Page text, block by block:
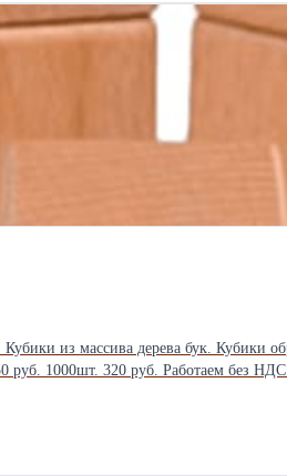
из массива дерева бук. Кубики
1000шт. 320 руб. Работаем без